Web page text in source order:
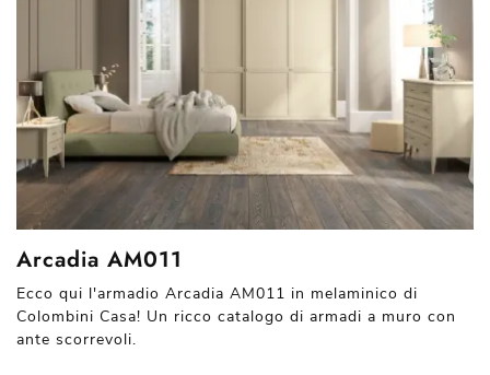
Arcadia AM011
Ecco qui l'armadio Arcadia AM011 in melaminico di
Colombini Casa! Un ricco catalogo di armadi a muro con
ante scorrevoli.